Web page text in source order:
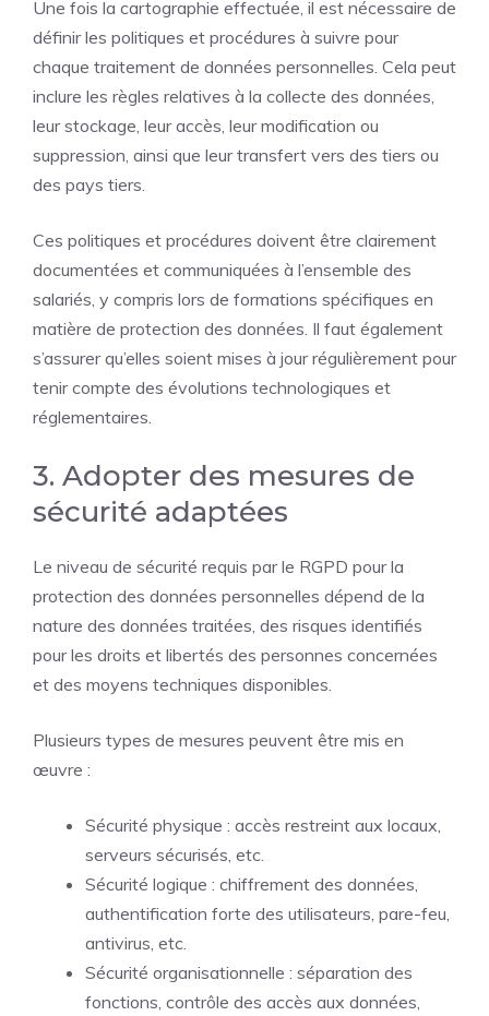
Une fois la cartographie effectuée, il est nécessaire de
définir les politiques et procédures à suivre pour
chaque traitement de données personnelles. Cela peut
inclure les règles relatives à la collecte des données,
leur stockage, leur accès, leur modification ou
suppression, ainsi que leur transfert vers des tiers ou
des pays tiers.
Ces politiques et procédures doivent être clairement
documentées et communiquées à l’ensemble des
salariés, y compris lors de formations spécifiques en
matière de protection des données. Il faut également
s’assurer qu’elles soient mises à jour régulièrement pour
tenir compte des évolutions technologiques et
réglementaires.
3. Adopter des mesures de
sécurité adaptées
Le niveau de sécurité requis par le RGPD pour la
protection des données personnelles dépend de la
nature des données traitées, des risques identifiés
pour les droits et libertés des personnes concernées
et des moyens techniques disponibles.
Plusieurs types de mesures peuvent être mis en
œuvre :
Sécurité physique : accès restreint aux locaux,
serveurs sécurisés, etc.
Sécurité logique : chiffrement des données,
authentification forte des utilisateurs, pare-feu,
antivirus, etc.
Sécurité organisationnelle : séparation des
fonctions, contrôle des accès aux données,